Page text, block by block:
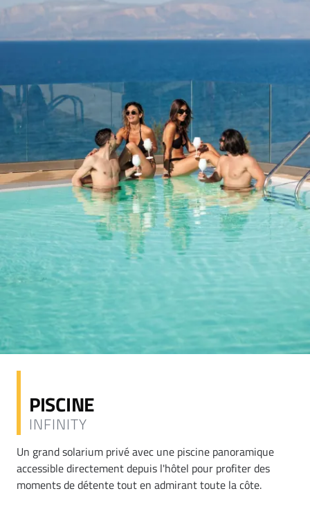
PISCINE
INFINITY
Un grand solarium privé avec une piscine panoramique
accessible directement depuis l'hôtel pour profiter des
moments de détente tout en admirant toute la côte.